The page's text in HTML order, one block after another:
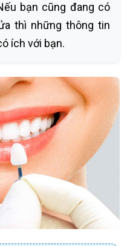
bạn cũng đang có
thì những thông tin
ích với bạn.